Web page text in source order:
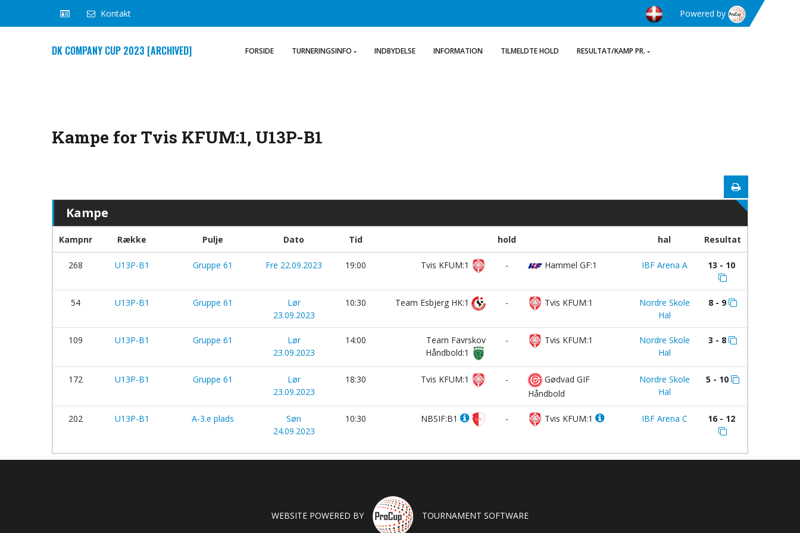
Kontakt Powered by
DK COMPANY CUP 2023 [ARCHIVED] FORSIDE TURNERINGSINFO INDBYDELSE INFORMATION TILMELDTE HOLD RESULTAT/KAMP PR.
Kampe for Tvis KFUM:1, U13P-B1
Kampe
Kampnr Række Pulje Dato Tid hold hal Resultat
268 U13P-B1 Gruppe 61 Fre 22.09.2023 19:00 Tvis KFUM:1 - Hammel GF:1 IBF Arena A 13 - 10
54 U13P-B1 Gruppe 61
Lør
23.09.2023
10:30 Team Esbjerg HK:1 - Tvis KFUM:1
Nordre Skole
Hal
8 - 9
109 U13P-B1 Gruppe 61
Lør
23.09.2023
14:00
Team Favrskov
Håndbold:1
- Tvis KFUM:1
Nordre Skole
Hal
3 - 8
172 U13P-B1 Gruppe 61
Lør
23.09.2023
18:30 Tvis KFUM:1 -
Gødvad GIF
Håndbold
Nordre Skole
Hal
5 - 10
202 U13P-B1 A-3.e plads
Søn
24.09.2023
10:30 NBSIF:B1 - Tvis KFUM:1 IBF Arena C 16 - 12
WEBSITE POWERED BY TOURNAMENT SOFTWARE